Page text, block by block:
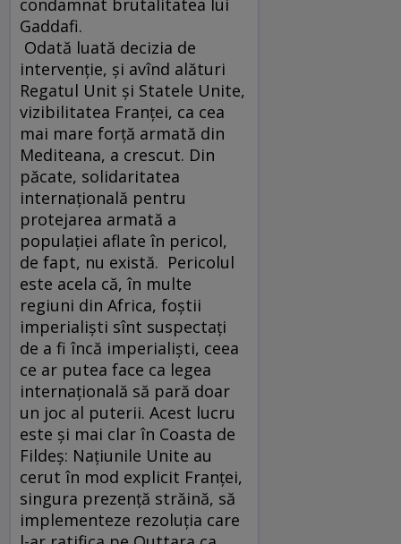
condamnat brutalitatea lui
Gaddafi.
Odată luată decizia de
intervenţie, şi avînd alături
Regatul Unit şi Statele Unite,
vizibilitatea Franţei, ca cea
mai mare forţă armată din
Mediteana, a crescut. Din
păcate, solidaritatea
internaţională pentru
protejarea armată a
populaţiei aflate în pericol,
de fapt, nu există. Pericolul
este acela că, în multe
regiuni din Africa, foştii
imperialişti sînt suspectaţi
de a fi încă imperialişti, ceea
ce ar putea face ca legea
internaţională să pară doar
un joc al puterii. Acest lucru
este şi mai clar în Coasta de
Fildeş: Naţiunile Unite au
cerut în mod explicit Franţei,
singura prezenţă străină, să
implementeze rezoluţia care